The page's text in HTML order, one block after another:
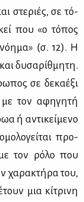
στε­ριές, σε τό­
που «ο τό­πος
(σ. 12). Η
δυ­σα­ρίθ­μη­τη.
σε δε­κα­έ­ξι
με τον αφη­γη­τή
ή αντι­κεί­με­νο
προ­
τον ρό­λο που
χα­ρα­κτή­ρα του,
μια κί­τρι­νη